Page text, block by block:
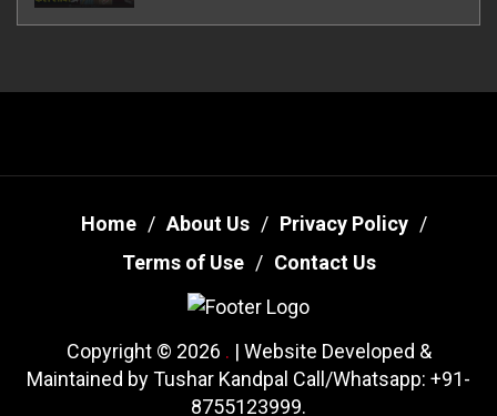
Home About Us
Privacy Policy
Terms of Use
Contact Us
Copyright © 2026 . | Website Developed &
Maintained by Tushar Kandpal Call/Whatsapp: +91-
8755123999.